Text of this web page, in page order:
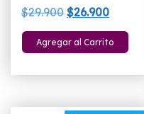
$29.900 El
precio
original
$26.900El
precio
actual
Agregar al Carrito